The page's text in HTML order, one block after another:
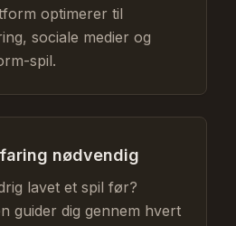
optimerer til
sociale medier og
spil.
nødvendig
lavet et spil før?
guider dig gennem hvert